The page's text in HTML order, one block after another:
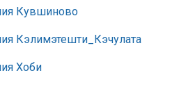
Кувшиново
Кэлимэтешти_Кэчулата
Хоби